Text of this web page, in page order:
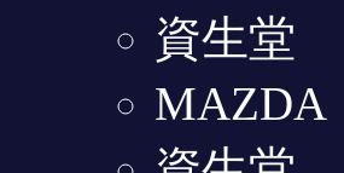
資生堂
MAZDA